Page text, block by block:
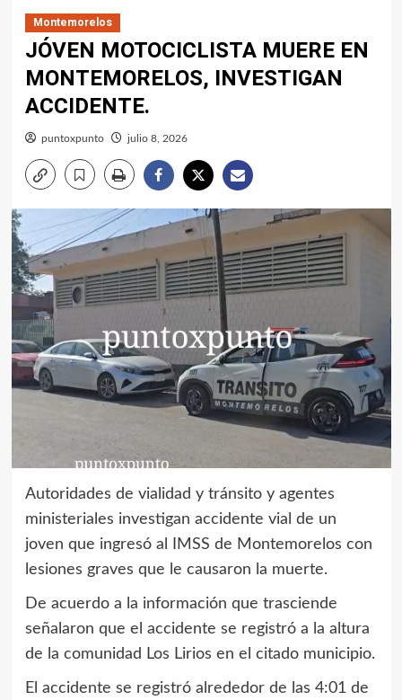
Montemorelos
JÓVEN MOTOCICLISTA MUERE EN
MONTEMORELOS, INVESTIGAN
ACCIDENTE.
puntoxpunto julio 8, 2026
Autoridades de vialidad y tránsito y agentes
ministeriales investigan accidente vial de un
joven que ingresó al IMSS de Montemorelos con
lesiones graves que le causaron la muerte.
De acuerdo a la información que trasciende
señalaron que el accidente se registró a la altura
de la comunidad Los Lirios en el citado municipio.
El accidente se registró alrededor de las 4:01 de